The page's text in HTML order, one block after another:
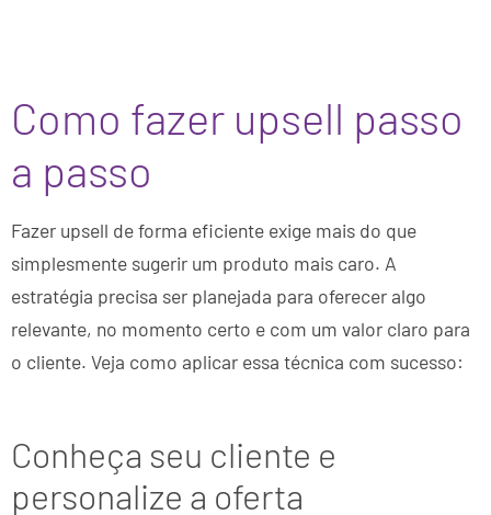
Como fazer upsell passo
a passo
Fazer upsell de forma eficiente exige mais do que
simplesmente sugerir um produto mais caro. A
estratégia precisa ser planejada para oferecer algo
relevante, no momento certo e com um valor claro para
o cliente. Veja como aplicar essa técnica com sucesso:
Conheça seu cliente e
personalize a oferta